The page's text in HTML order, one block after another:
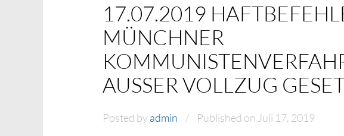
17.07.2019
MÜNCHNER
AUSSER VOLLZUG
Posted byadmin Published on Juli 17, 2019